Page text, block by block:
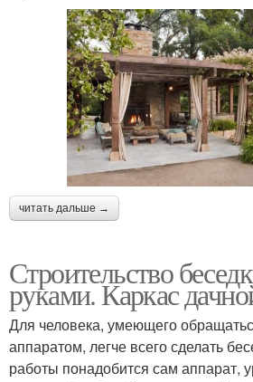
читать дальше →
Строительство
руками. Каркас
Для человека, умеющего
аппаратом, легче всего сделать
работы понадобится сам аппарат,